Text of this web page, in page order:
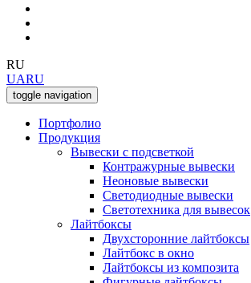
RU
UARU
toggle navigation
Портфолио
Продукция
Вывески с подсветкой
Контражурные вывески
Неоновые вывески
Светодиодные вывески
Светотехника для вывесок
Лайтбоксы
Двухсторонние лайтбоксы
Лайтбокс в окно
Лайтбоксы из композита